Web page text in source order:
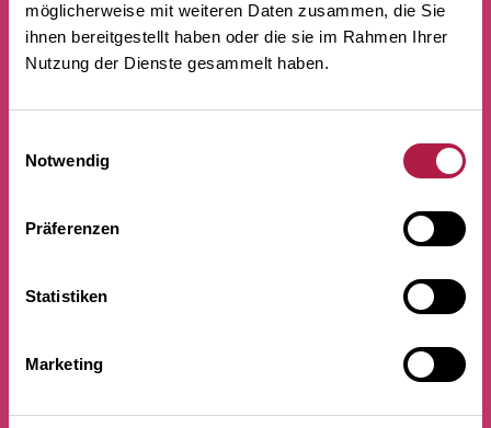
möglicherweise mit weiteren Daten zusammen, die Sie
ihnen bereitgestellt haben oder die sie im Rahmen Ihrer
Nutzung der Dienste gesammelt haben.
Notwendig
Präferenzen
Statistiken
Marketing
SAMMLUNG HIERLING. EXPRESSIVER
REALISMUS
KAROLINE WITTMANN. KÜNSTLERIN DER
JANA MERTENS. SKULPTUREN
HAUS BUCHHEIM. ÜBERTRAGUNGEN
REKONSTRUKTION DER VILLA